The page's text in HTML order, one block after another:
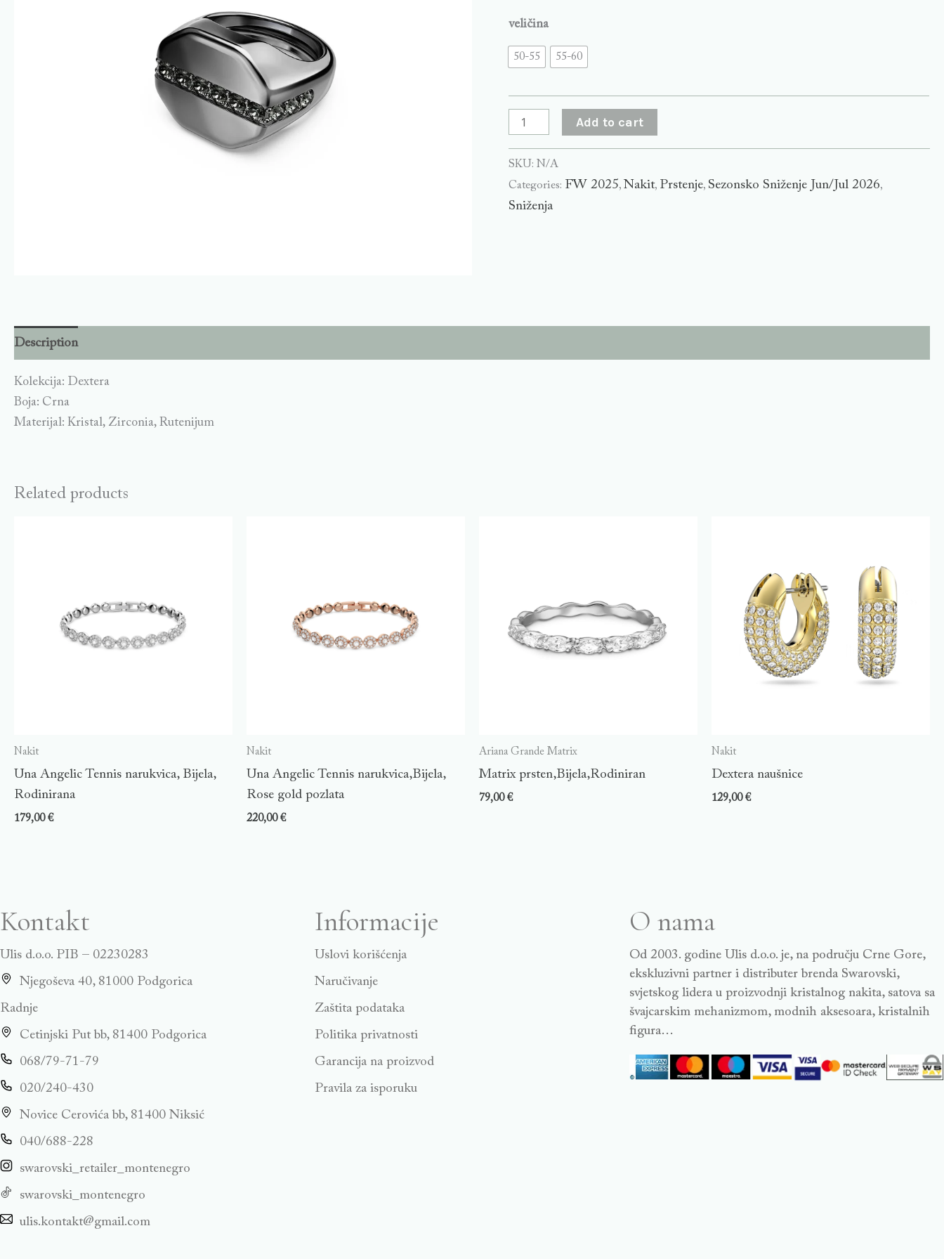
veličina
50-55 55-60
Add to cart
SKU:N/A
Categories: FW 2025,Nakit, Prstenje, Sezonsko Sniženje Jun/Jul 2026,
Sniženja
Description
Kolekcija: Dextera
Boja: Crna
Materijal: Kristal, Zirconia, Rutenijum
Related products
Nakit
Una Angelic Tennis narukvica, Bijela,
Rodinirana
179,00€
Nakit
Una Angelic Tennis narukvica,Bijela,
Rose gold pozlata
220,00€
Ariana Grande Matrix
Matrix prsten,Bijela,Rodiniran
79,00€
Nakit
Dextera naušnice
129,00€
Kontakt
Ulis d.o.o. PIB – 02230283
Njegoševa 40, 81000 Podgorica
Radnje
Cetinjski Put bb, 81400 Podgorica
068/79-71-79
020/240-430
Novice Cerovića bb, 81400 Niksić
040/688-228
swarovski_retailer_montenegro
swarovski_montenegro
ulis.kontakt@gmail.com
Informacije
Uslovi korišćenja
Naručivanje
Zaštita podataka
Politika privatnosti
Garancija na proizvod
Pravila za isporuku
O nama
Od 2003. godine Ulis d.o.o. je, na području Crne Gore,
ekskluzivni partner i distributer brenda Swarovski,
svjetskog lidera u proizvodnji kristalnog nakita, satova sa
švajcarskim mehanizmom, modnih aksesoara, kristalnih
figura…